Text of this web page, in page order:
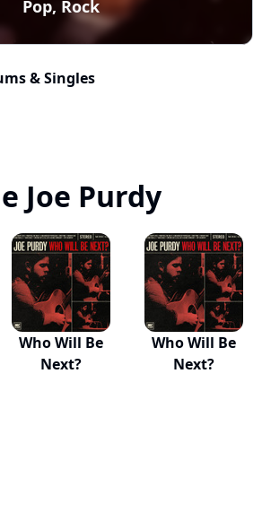
Pop, Rock
& Singles
Joe Purdy
Who Will Be
Next?
Who Will Be
Next?